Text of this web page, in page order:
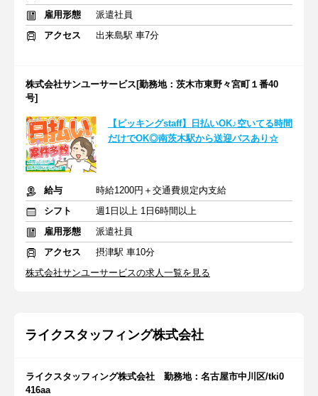
雇用形態
派遣社員
アクセス
出来島駅 車7分
株式会社サンユーサービス[勤務地：茨木市東野々宮町１番40
号]
【ピッキングstaff】日払いOK♪空いてる時間
だけでOK◎南茨木駅から送迎バスあり☆
給与
時給1200円＋交通費規定内支給
シフト
週1日以上 1日6時間以上
雇用形態
派遣社員
アクセス
摂津駅 車10分
株式会社サンユーサービスの求人一覧を見る
ライクスタッフィング株式会社
ライクスタッフィング株式会社 勤務地：名古屋市中川区/tki0
416aa